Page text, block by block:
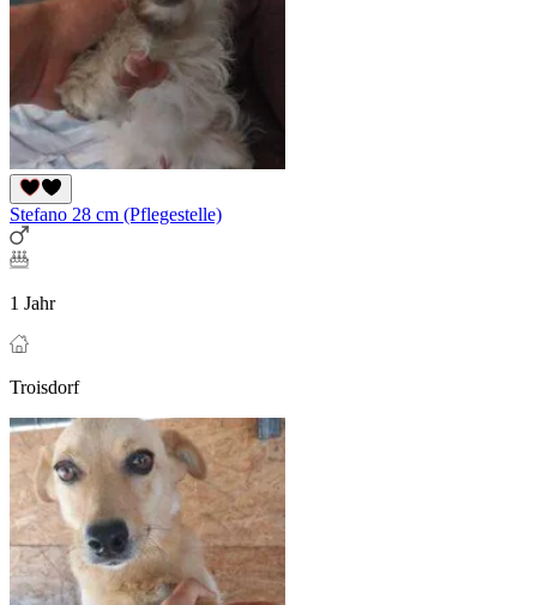
Stefano 28 cm (Pflegestelle)
1 Jahr
Troisdorf